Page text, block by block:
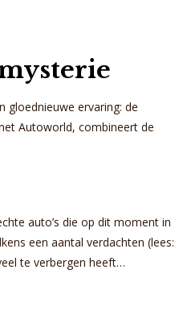
gloednieuwe ervaring: de
Autoworld, combineert de
auto’s die op dit moment in
een aantal verdachten (lees:
te verbergen heeft…